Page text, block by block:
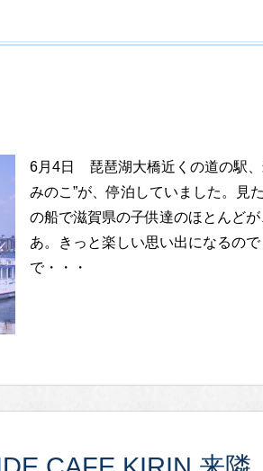
6月4日 琵琶湖大橋近くの道の駅、
みのこ”が、停泊していました。見
の船で滋賀県の子供達のほとんど
あ。きっと楽しい思い出になるの
で・・・